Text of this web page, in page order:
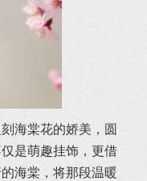
海棠花的娇美，圆
是萌趣挂饰，更借
海棠，将那段温暖